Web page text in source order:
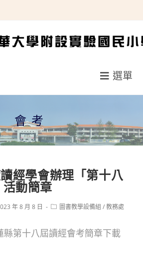
選單
會考
經學會辦理「第十八
動簡章
年 8 月 8 日
Post圖書教學設備組 /教務處
縣第十八屆讀經會考簡章下載